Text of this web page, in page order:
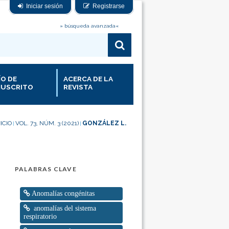
Iniciar sesión Registrarse
» búsqueda avanzada«
DE
ACERCA DE LA
REVISTA
VOL. 73, NÚM. 3 (2021) GONZÁLEZ L.
PALABRAS CLAVE
Anomalías congénitas
anomalías del sistema
respiratorio